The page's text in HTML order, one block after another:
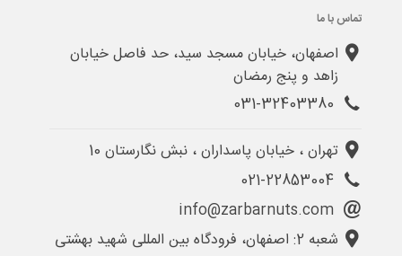
تماس با ما
اصفهان، خیابان مسجد سید، حد فاصل خیابان
زاهد و پنج رمضان
تهران ، خیابان پاسداران ، نبش نگارستان 10
شعبه 2: اصفهان، فرودگاه بین المللی شهید بهشتی